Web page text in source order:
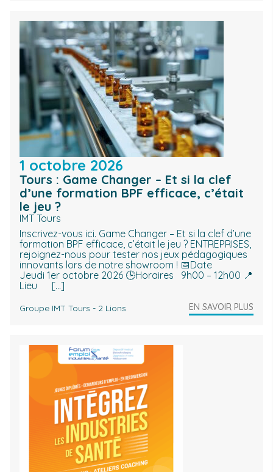
1 octobre 2026
Tours : Game Changer – Et si la clef
d’une formation BPF efficace, c’était
le jeu ?
IMT Tours
Inscrivez-vous ici. Game Changer – Et si la clef d’une
formation BPF efficace, c’était le jeu ? ENTREPRISES,
rejoignez-nous pour tester nos jeux pédagogiques
innovants lors de notre showroom ! 📅Date
Jeudi 1er octobre 2026 🕒Horaires 9h00 – 12h00 📍
Lieu […]
Groupe IMT Tours - 2 Lions EN SAVOIR PLUS